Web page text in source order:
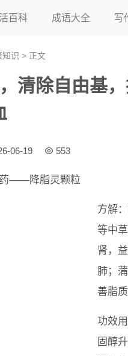
百科 成语大全 写
知识 > 正文
清除自由基
06-19 553
——降脂灵颗粒
方解
等中
肾，
肺；
善脂
功效
固醇